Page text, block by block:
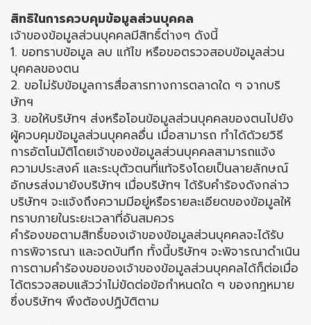
สิทธิในการควบคุมข้อมูลส่วนบุคคล
เจ้าของข้อมูลส่วนบุคคลมีสิทธิ์ต่างๆ ดังนี้
1. ขอทราบข้อมูล ลบ แก้ไข หรือขอตรวจสอบข้อมูลส่วน
บุคคลของตน
2. ขอไม่รับข้อมูลการสื่อสารทางการตลาดใด ๆ จากบริ
ษัทฯ
3. ขอให้บริษัทฯ ส่งหรือโอนข้อมูลส่วนบุคคลของตนไปยัง
ผู้ควบคุมข้อมูลส่วนบุคคลอื่น เมื่อสามารถ ทำได้ด้วยวิธี
การอัตโนมัติโดยเจ้าของข้อมูลส่วนบุคคลสามารถแจ้ง
ความประสงค์ และระบุตัวตนที่แท้จริงโดยเป็นลายลักษณ์
อักษรส่งมายังบริษัทฯ เมื่อบริษัทฯ ได้รับคำร้องดังกล่าว
บริษัทฯ จะแจ้งถึงความมีอยู่หรือรายละเอียดของข้อมูลให้
ทราบภายในระยะเวลาที่อันสมควร
คำร้องขอตามสิทธิ์ของเจ้าของข้อมูลส่วนบุคคลจะได้รับ
การพิจารณา และจดบันทึก ทั้งนี้บริษัทฯ จะพิจารณาดำเนิน
การตามคำร้องขอของเจ้าของข้อมูลส่วนบุคคลได้ก็ต่อเมื่อ
ได้ตรวจสอบแล้วว่าไม่ขัดต่อข้อกำหนดใด ๆ ของกฎหมาย
ซึ่งบริษัทฯ พึงต้องปฏิบัติตาม